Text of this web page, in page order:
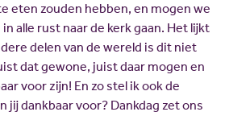
eten zouden hebben, en mogen we
alle rust naar de kerk gaan. Het lijkt
delen van de wereld is dit niet
dat gewone, juist daar mogen en
voor zijn! En zo stel ik ook de
jij dankbaar voor? Dankdag zet ons